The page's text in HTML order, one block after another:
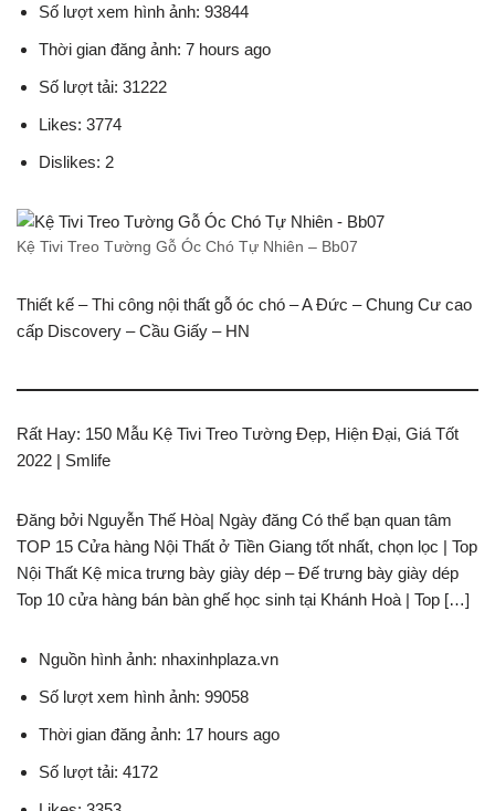
Số lượt xem hình ảnh: 93844
Thời gian đăng ảnh: 7 hours ago
Số lượt tải: 31222
Likes: 3774
Dislikes: 2
Kệ Tivi Treo Tường Gỗ Óc Chó Tự Nhiên – Bb07
Thiết kế – Thi công nội thất gỗ óc chó – A Đức – Chung Cư cao
cấp Discovery – Cầu Giấy – HN
Rất Hay: 150 Mẫu Kệ Tivi Treo Tường Đẹp, Hiện Đại, Giá Tốt
2022 | Smlife
Đăng bởi Nguyễn Thế Hòa| Ngày đăng Có thể bạn quan tâm
TOP 15 Cửa hàng Nội Thất ở Tiền Giang tốt nhất, chọn lọc | Top
Nội Thất Kệ mica trưng bày giày dép – Đế trưng bày giày dép
Top 10 cửa hàng bán bàn ghế học sinh tại Khánh Hoà | Top […]
Nguồn hình ảnh: nhaxinhplaza.vn
Số lượt xem hình ảnh: 99058
Thời gian đăng ảnh: 17 hours ago
Số lượt tải: 4172